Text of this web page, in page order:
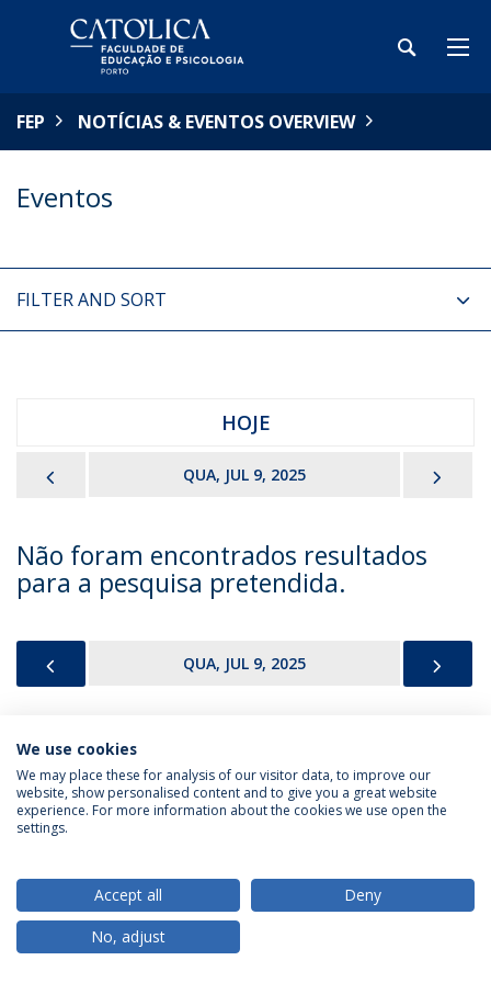
FEP NOTÍCIAS & EVENTOS OVERVIEW
Eventos
FILTER AND SORT
HOJE
QUA, JUL 9, 2025
Não foram encontrados resultados
para a pesquisa pretendida.
QUA, JUL 9, 2025
Política de Privacidade
Termos & Condições
Direitos do Titular dos Dados
© 2026 Universidade Católica Portuguesa
We use cookies
We may place these for analysis of our visitor data, to improve our
website, show personalised content and to give you a great website
experience. For more information about the cookies we use open the
settings.
Accept all
Deny
No, adjust